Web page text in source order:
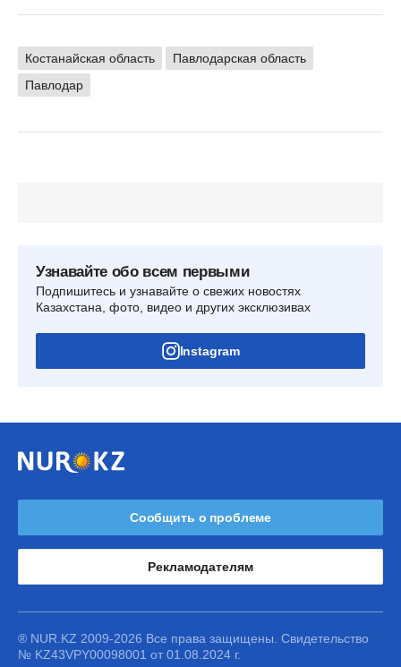
Костанайская область
Павлодарская область
Павлодар
Узнавайте обо всем первыми
Подпишитесь и узнавайте о свежих новостях
Казахстана, фото, видео и других эксклюзивах
Instagram
Сообщить о проблеме
Рекламодателям
® NUR.KZ 2009-2026 Все права защищены. Свидетельство
№ KZ43VPY00098001 от 01.08.2024 г.